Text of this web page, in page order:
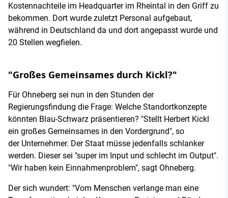
Kostennachteile im Headquarter im Rheintal in den Griff zu
bekommen. Dort wurde zuletzt Personal aufgebaut,
während in Deutschland da und dort angepasst wurde und
20 Stellen wegfielen.
"Großes Gemeinsames durch Kickl?"
Für Ohneberg sei nun in den Stunden der
Regierungsfindung die Frage: Welche Standortkonzepte
könnten Blau-Schwarz präsentieren? "Stellt Herbert Kickl
ein großes Gemeinsames in den Vordergrund", so
der Unternehmer. Der Staat müsse jedenfalls schlanker
werden. Dieser sei "super im Input und schlecht im Output".
"Wir haben kein Einnahmenproblem", sagt Ohneberg.
Der sich wundert: "Vom Menschen verlange man eine